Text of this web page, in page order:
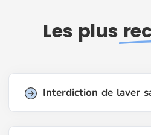
Les plus
Interdiction de laver